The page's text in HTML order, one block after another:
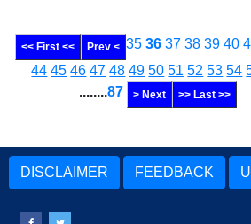
<< First << Prev < 35 36 37 38 39 40
44 45 46 47 48 49 50 51 52 53 54
........87 > Next >> Last >>
DISCLAIMER FEEDBACK